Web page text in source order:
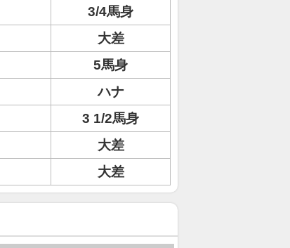
3/4馬身
大差
5馬身
ハナ
3 1/2馬身
大差
大差